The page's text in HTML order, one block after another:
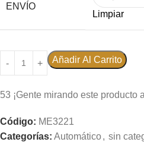
ENVÍO
Limpiar
Añadir Al Carrito
53 ¡Gente mirando este producto
Código: ME3221
Categorías: Automático, sin